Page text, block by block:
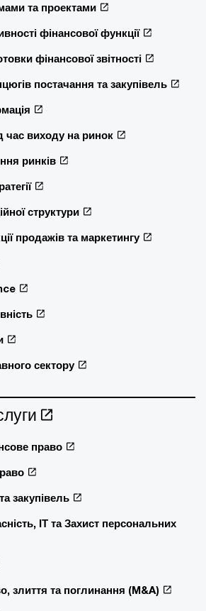
та проектами
фінансової функції
фінансової звітності
постачання та закупівель
час виходу на ринок
ринків
структури
продажів та маркетингу
сектору
право
закупівель
ІТ та Захист персональних
злиття та поглинання (M&A)